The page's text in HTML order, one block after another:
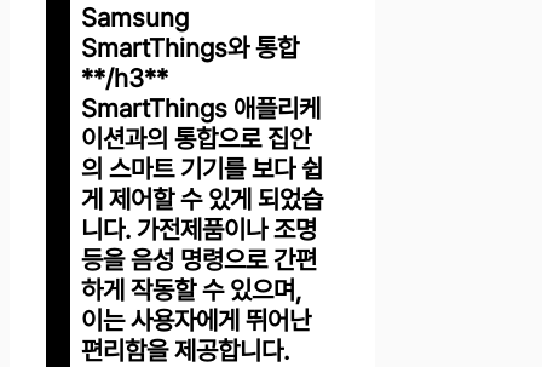
Samsung
SmartThings와 통합
**/h3**
SmartThings 애플리케
이션과의 통합으로 집안
의 스마트 기기를 보다 쉽
게 제어할 수 있게 되었습
니다. 가전제품이나 조명
등을 음성 명령으로 간편
하게 작동할 수 있으며,
이는 사용자에게 뛰어난
편리함을 제공합니다.